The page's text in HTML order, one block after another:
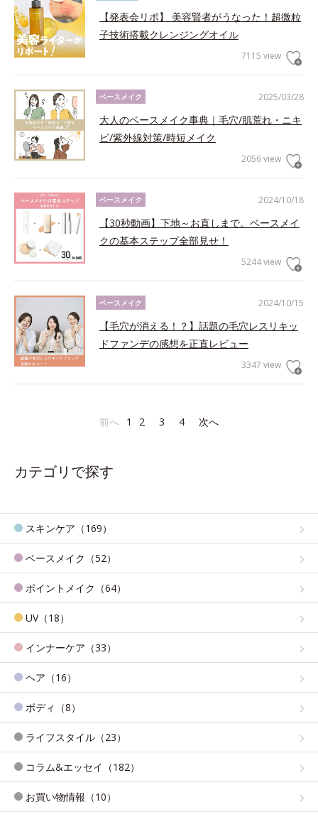
【発表会リポ】 美容賢者がうなった！超微粒
子技術搭載クレンジングオイル
7115 view
2025/03/28
ベースメイク
大人のベースメイク事典｜毛穴/肌荒れ・ニキ
ビ/紫外線対策/時短メイク
2056 view
2024/10/18
ベースメイク
【30秒動画】下地～お直しまで。ベースメイ
クの基本ステップ全部見せ！
5244 view
2024/10/15
ベースメイク
【毛穴が消える！？】話題の毛穴レスリキッ
ドファンデの感想を正直レビュー
3347 view
前へ 1 2 3 4 次へ
カテゴリで探す
スキンケア（169）
ベースメイク（52）
ポイントメイク（64）
UV（18）
インナーケア（33）
ヘア（16）
ボディ（8）
ライフスタイル（23）
コラム&エッセイ（182）
お買い物情報（10）